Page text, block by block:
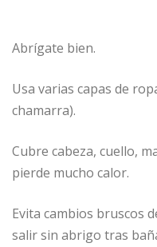
Abrígate bien.
Usa varias capas de
chamarra).
Cubre cabeza, cuello,
pierde mucho calor.
Evita cambios bruscos
salir sin abrigo tras